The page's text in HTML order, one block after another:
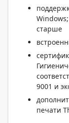
старше
9001 и
печати